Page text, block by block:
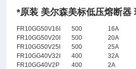
*原装 美尔森美标低压熔断器
FR10GG50V16I 500
16A
FR10GG50V20I
500
20A
FR10GG50V25I
500
25A
FR10GG40V32I
400
32A
FR10GG40V2P
400
2A